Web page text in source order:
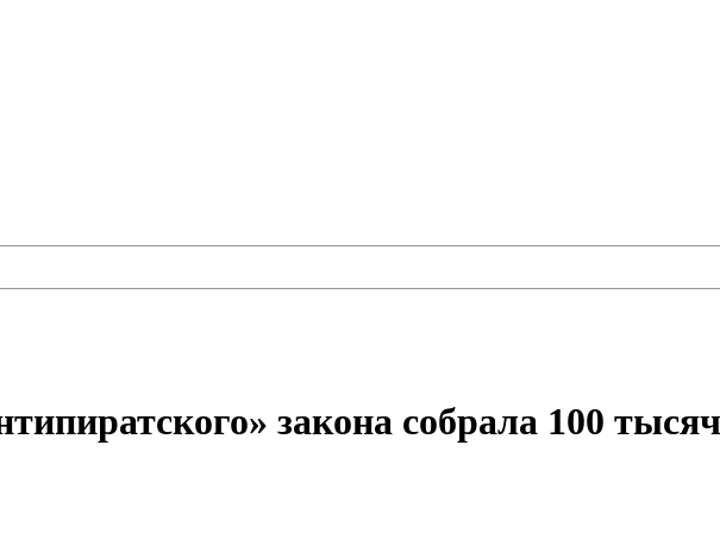
закона собрала 100